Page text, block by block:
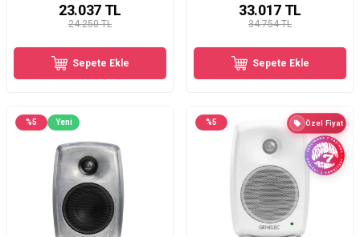
24.250 TL
23.037TL
Sepete Ekle
34.754 TL
33.017TL
Sepete Ekle
%5 Yeni %5 Özel Fiyat